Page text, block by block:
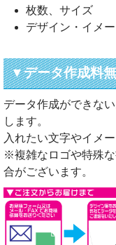
枚数、サイズ
デザイン・イメ
▼データ作成料
データ作成ができな
します。
入れたい文字やイメ
※複雑なロゴや特殊
合がございます。